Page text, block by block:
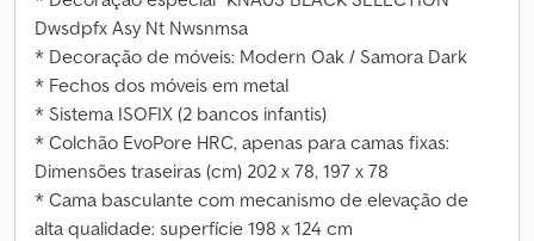
Dwsdpfx Asy Nt Nwsnmsa
* Decoração de móveis: Modern Oak / Samora Dark
* Fechos dos móveis em metal
* Sistema ISOFIX (2 bancos infantis)
* Colchão EvoPore HRC, apenas para camas fixas:
Dimensões traseiras (cm) 202 x 78, 197 x 78
* Cama basculante com mecanismo de elevação de
alta qualidade: superfície 198 x 124 cm